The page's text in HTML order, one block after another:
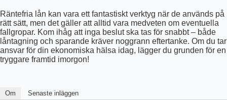
Räntefria lån kan vara ett fantastiskt verktyg när de används på
rätt sätt, men det gäller att alltid vara medveten om eventuella
fallgropar. Kom ihåg att inga beslut ska tas för snabbt – både
låntagning och sparande kräver noggrann eftertanke. Om du tar
ansvar för din ekonomiska hälsa idag, lägger du grunden för en
tryggare framtid imorgon!
Om Senaste inläggen